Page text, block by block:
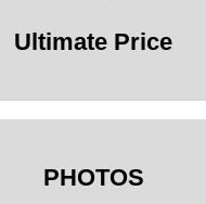
Ultimate Price
PHOTOS